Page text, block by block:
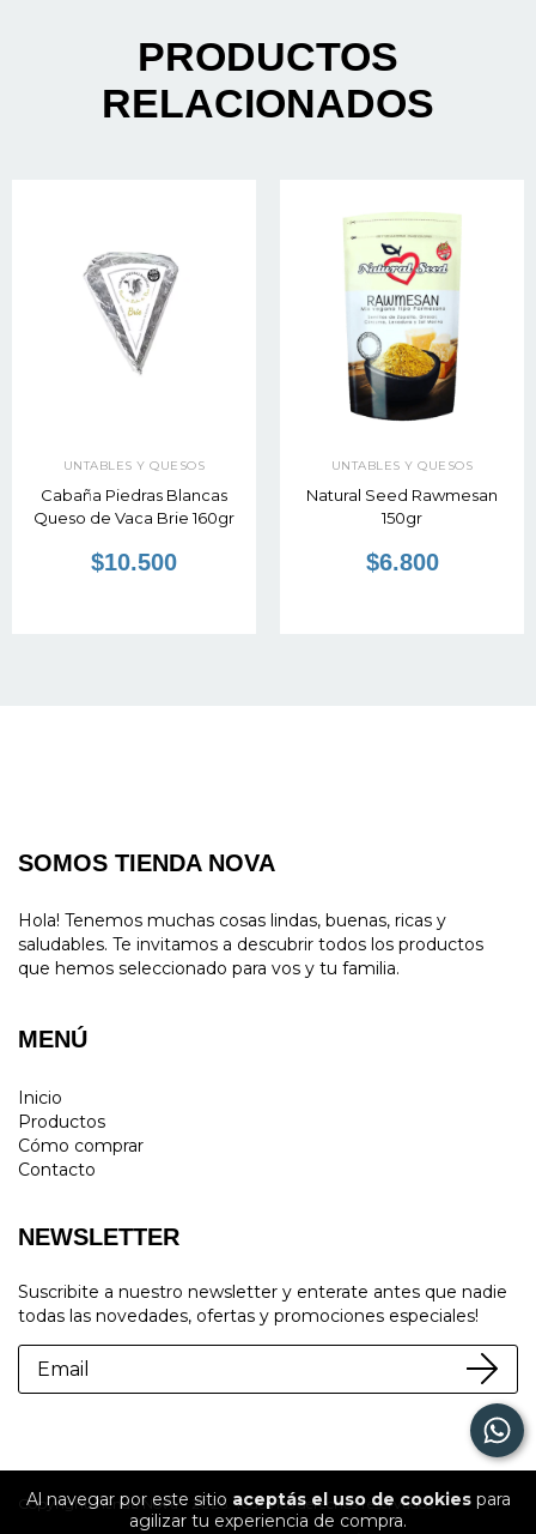
Al navegar por este sitio aceptás el uso de cookiespara
agilizar tu experiencia de compra.
PRODUCTOS
RELACIONADOS
UNTABLES Y QUESOS
Cabaña Piedras Blancas
Queso de Vaca Brie 160gr
$10.500
UNTABLES Y QUESOS
Natural Seed Rawmesan
150gr
$6.800
SOMOS TIENDA NOVA
Hola! Tenemos muchas cosas lindas, buenas, ricas y
saludables. Te invitamos a descubrir todos los productos
que hemos seleccionado para vos y tu familia.
MENÚ
Inicio
Productos
Cómo comprar
Contacto
NEWSLETTER
Suscribite a nuestro newsletter y enterate antes que nadie
todas las novedades, ofertas y promociones especiales!
Copyright Tienda Nova - 2026. Todos los derechos reservados.